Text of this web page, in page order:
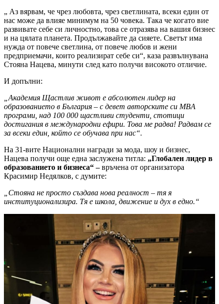
„ Аз вярвам, че чрез любовта, чрез светлината, всеки един от
нас може да влияе минимум на 50 човека. Така че когато вие
развивате себе си личностно, това се отразява на вашия бизнес
и на цялата планета. Продължавайте да сияете. Светът има
нужда от повече светлина, от повече любов и жени
предприемачи, които реализират себе си“, каза развълнувана
Стояна Нацева, минути след като получи високото отличие.
И допълни:
„Академия Щастлив живот е абсолютен лидер на
образованието в България – с девет авторските си MBA
програми, над 100 000 щастливи студенти, стотици
достигания в международни ефири. Това ме радва! Радвам се
за всеки един, който се обучава при нас“.
На 31-вите Национални награди за мода, шоу и бизнес,
Нацева получи още една заслужена титла: „Глобален лидер в
образованието и бизнеса“ –връчена от организатора
Красимир Недялков, с думите:
„Стояна не просто създава нова реалност – тя я
институционализира. Тя е школа, движение и дух в едно.“